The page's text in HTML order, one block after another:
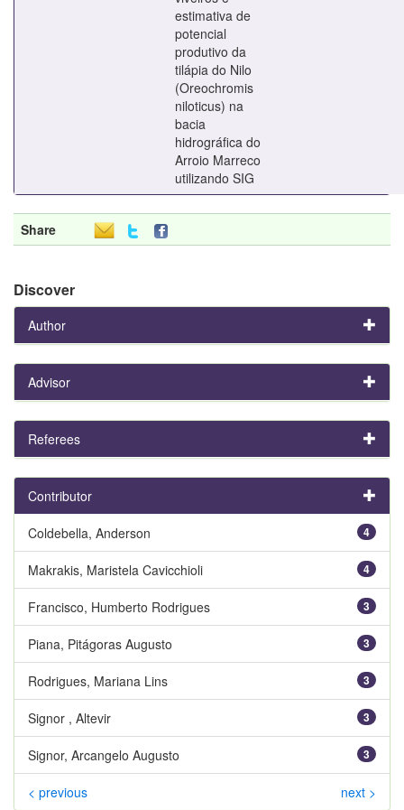
estimativa de
potencial
produtivo da
tilápia do Nilo
(Oreochromis
niloticus) na
bacia
hidrográfica do
Arroio Marreco
utilizando SIG
Share
Discover
Author
Advisor
Referees
Contributor
4
Coldebella, Anderson
4
Makrakis, Maristela Cavicchioli
3
Francisco, Humberto Rodrigues
3
Piana, Pitágoras Augusto
3
Rodrigues, Mariana Lins
3
Signor , Altevir
3
Signor, Arcangelo Augusto
< previous next >